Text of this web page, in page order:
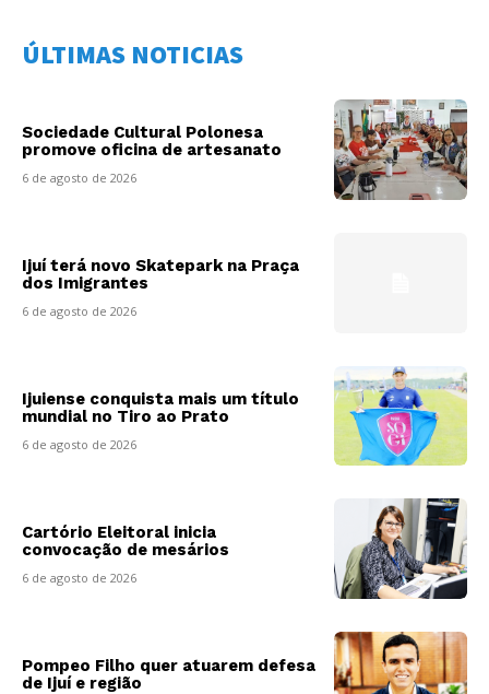
ÚLTIMAS NOTICIAS
Sociedade Cultural Polonesa
promove oficina de artesanato
6 de agosto de 2026
Ijuí terá novo Skatepark na Praça
dos Imigrantes
6 de agosto de 2026
Ijuiense conquista mais um título
mundial no Tiro ao Prato
6 de agosto de 2026
Cartório Eleitoral inicia
convocação de mesários
6 de agosto de 2026
Pompeo Filho quer atuarem defesa
de Ijuí e região